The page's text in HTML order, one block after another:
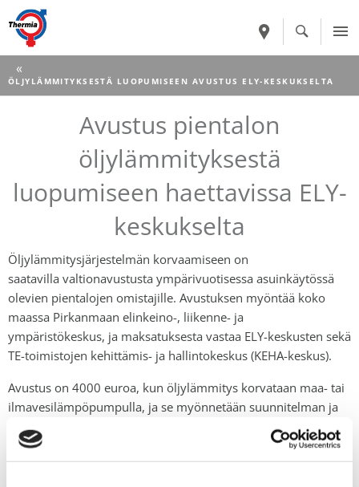
CURRENT:
ÖLJYLÄMMITYKSESTÄ LUOPUMISEEN AVUSTUS ELY-KESKUKSELTA
Avustus pientalon
öljylämmityksestä
luopumiseen haettavissa ELY-
keskukselta
Öljylämmitysjärjestelmän korvaamiseen on
saatavilla valtionavustusta ympärivuotisessa asuinkäytössä
olevien pientalojen omistajille. Avustuksen myöntää koko
maassa Pirkanmaan elinkeino-, liikenne- ja
ympäristökeskus, ja maksatuksesta vastaa ELY-keskusten sekä
TE-toimistojen kehittämis- ja hallintokeskus (KEHA-keskus).
Avustus on 4000 euroa, kun öljylämmitys korvataan maa- tai
ilmavesilämpöpumpulla, ja se myönnetään suunnitelman ja
kustannusarvion perusteella. Avustus maksetaan hankkeen
valmistuttua, ja myönteisen avustuspäätöksen saanut ei jää
ilman avustusta.Vanha öljylämmitysjärjestelmä on